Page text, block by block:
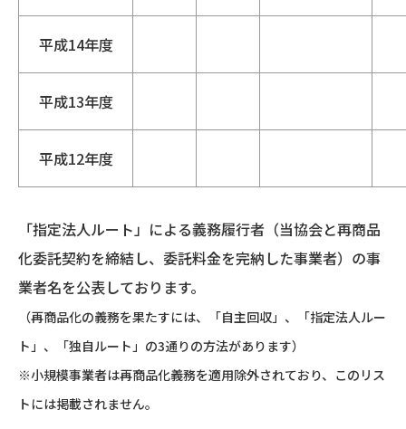
平成14年度
平成13年度
平成12年度
「指定法人ルート」による義務履行者（当協会と再商品
化委託契約を締結し、委託料金を完納した事業者）の事
業者名を公表しております。
（再商品化の義務を果たすには、「自主回収」、「指定法人ルー
ト」、「独自ルート」の3通りの方法があります）
※小規模事業者は再商品化義務を適用除外されており、このリス
トには掲載されません。